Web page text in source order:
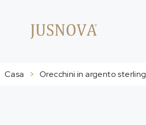
Casa > Orecchini in argento sterling